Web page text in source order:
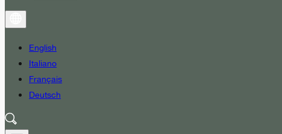
English
Italiano
Français
Deutsch